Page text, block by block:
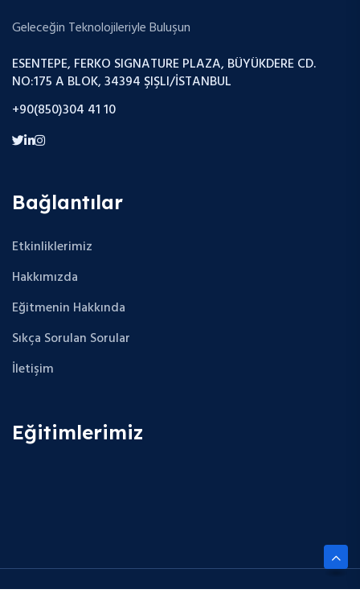
Geleceğin Teknolojileriyle Buluşun
ESENTEPE, FERKO SIGNATURE PLAZA, BÜYÜKDERE CD.
NO:175 A BLOK, 34394 ŞIŞLI/İSTANBUL
+90(850)304 41 10
Bağlantılar
Etkinliklerimiz
Hakkımızda
Eğitmenin Hakkında
Sıkça Sorulan Sorular
İletişim
Eğitimlerimiz